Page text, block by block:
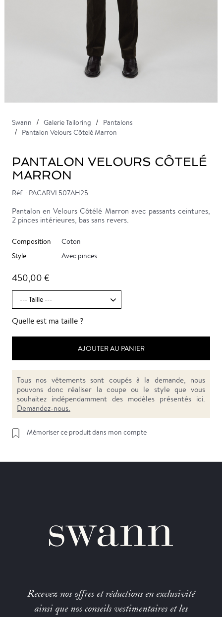
Swann Galerie Tailoring
Pantalons
Pantalon Velours Côtelé Marron
PANTALON VELOURS CÔTELÉ
MARRON
Réf. : PACARVL507AH25
Pantalon en Velours Côtélé Marron avec passants ceintures,
2 pinces intérieures, bas sans revers.
Composition
Coton
Style
Avec pinces
450,00 €
Quelle est ma taille ?
AJOUTER AU PANIER
Tous nos vêtements sont coupés à la demande, nous
pouvons donc réaliser la coupe ou le style que vous
souhaitez indépendamment des modèles présentés ici.
Demandez-nous.
Mémoriser ce produit dans mon compte
Recevez nos offres et réductions en exclusivité
ainsi que nos conseils vestimentaires et les